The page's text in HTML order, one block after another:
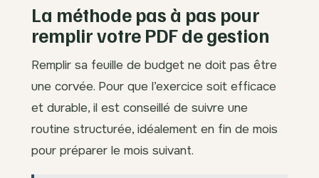
La méthode pas à pas pour
remplir votre PDF de gestion
Remplir sa feuille de budget ne doit pas être
une corvée. Pour que l’exercice soit efficace
et durable, il est conseillé de suivre une
routine structurée, idéalement en fin de mois
pour préparer le mois suivant.